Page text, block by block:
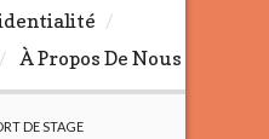
À Propos De Nous
DE STAGE